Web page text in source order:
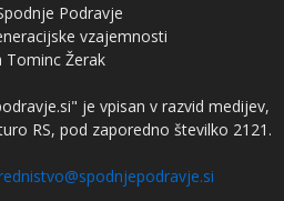
Podravje
vzajemnosti
Tominc Žerak
je vpisan v razvid medijev,
RS, pod zaporedno številko 2121.